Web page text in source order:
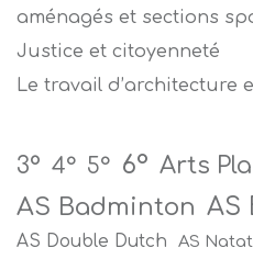
aménagés et sections
Justice et citoyenneté
Le travail d’architecture
3° 4° 5° 6° Arts
AS Badminton AS
AS Double Dutch AS